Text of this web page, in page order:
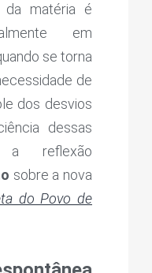
da matéria é
em
se torna
de
dos desvios
dessas
a reflexão
sobre a nova
do Povo de